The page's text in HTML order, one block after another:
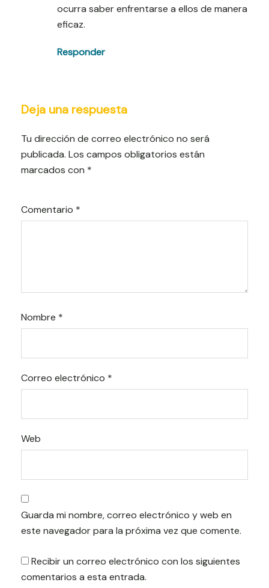
ocurra saber enfrentarse a ellos de manera
eficaz.
Responder
Deja una respuesta
Tu dirección de correo electrónico no será
publicada. Los campos obligatorios están
marcados con *
Comentario *
Nombre *
Correo electrónico *
Web
Guarda mi nombre, correo electrónico y web en
este navegador para la próxima vez que comente.
Recibir un correo electrónico con los siguientes
comentarios a esta entrada.